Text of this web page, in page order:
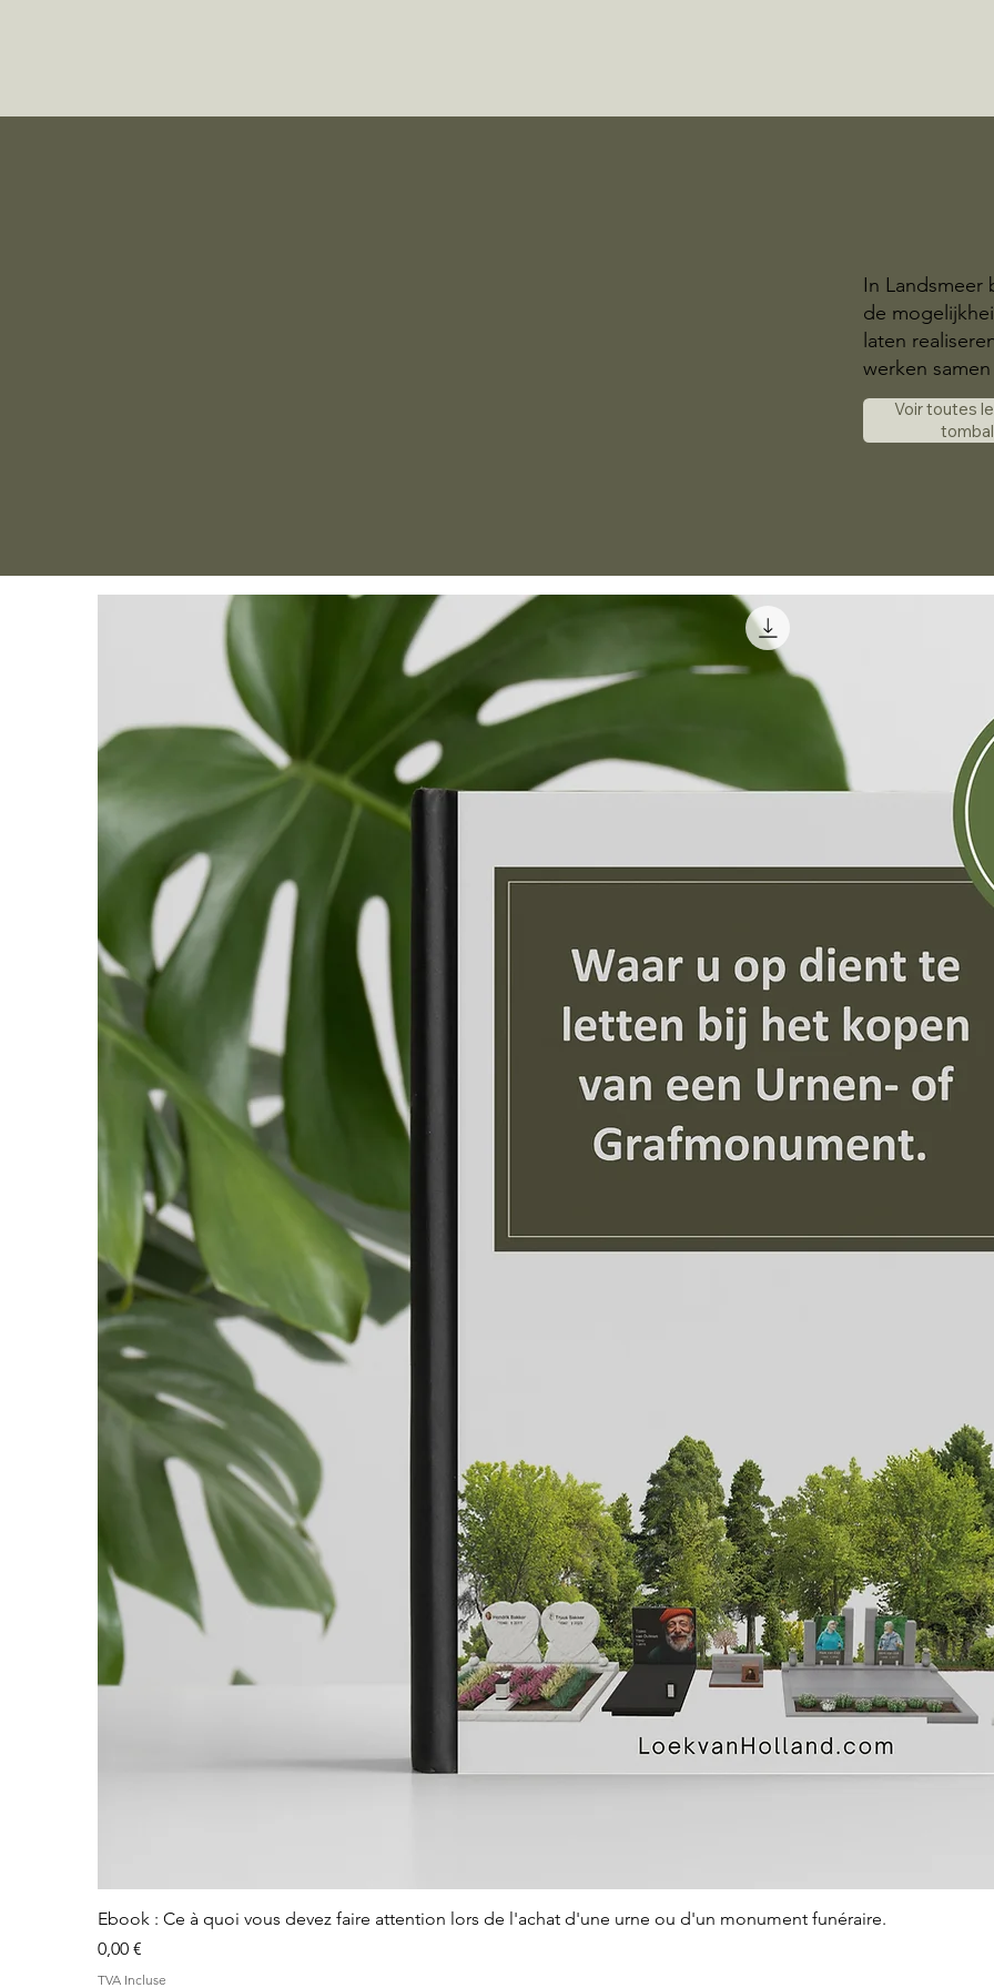
In Landsmeer
de
laten
werken
Voir toutes
Aperçu rapide
Ebook : Ce à quoi vous devez faire attention lors de l'achat d'une urne ou d'un monument funéraire.
Prix
0,00 €
TVA Incluse